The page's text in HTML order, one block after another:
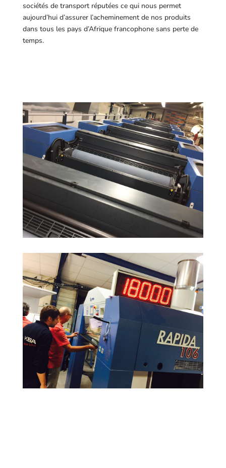
sociétés de transport réputées ce qui nous permet
aujourd’hui d’assurer l’acheminement de nos produits
dans tous les pays d’Afrique francophone sans perte de
temps.